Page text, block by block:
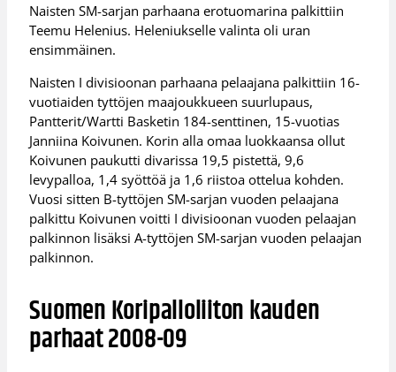
Naisten SM-sarjan parhaana erotuomarina palkittiin
Teemu Helenius. Heleniukselle valinta oli uran
ensimmäinen.
Naisten I divisioonan parhaana pelaajana palkittiin 16-
vuotiaiden tyttöjen maajoukkueen suurlupaus,
Pantterit/Wartti Basketin 184-senttinen, 15-vuotias
Janniina Koivunen. Korin alla omaa luokkaansa ollut
Koivunen paukutti divarissa 19,5 pistettä, 9,6
levypalloa, 1,4 syöttöä ja 1,6 riistoa ottelua kohden.
Vuosi sitten B-tyttöjen SM-sarjan vuoden pelaajana
palkittu Koivunen voitti I divisioonan vuoden pelaajan
palkinnon lisäksi A-tyttöjen SM-sarjan vuoden pelaajan
palkinnon.
Suomen Koripalloliiton kauden
parhaat 2008-09